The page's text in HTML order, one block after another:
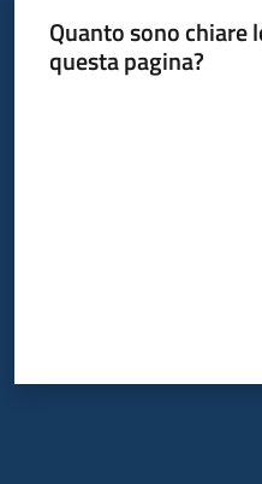
Quanto sono chiare
questa pagina?